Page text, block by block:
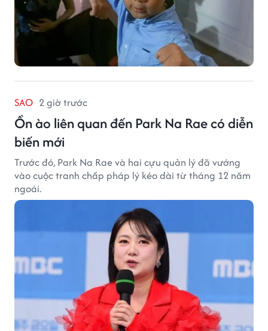
SAO 2 giờ trước
Ồn ào liên quan đến Park Na Rae có diễn
biến mới
Trước đó, Park Na Rae và hai cựu quản lý đã vướng
vào cuộc tranh chấp pháp lý kéo dài từ tháng 12 năm
ngoái.